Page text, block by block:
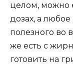
целом, можно
дозах, а
полезного во
же есть с
готовить на